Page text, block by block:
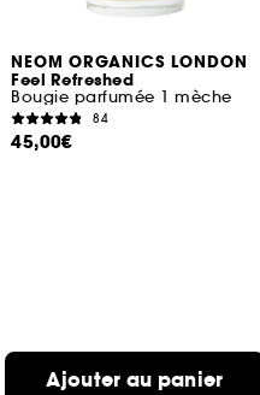
NEOM ORGANICS LONDON
Feel Refreshed
Bougie parfumée 1 mèche
84
45,00€
Ajouter au panier